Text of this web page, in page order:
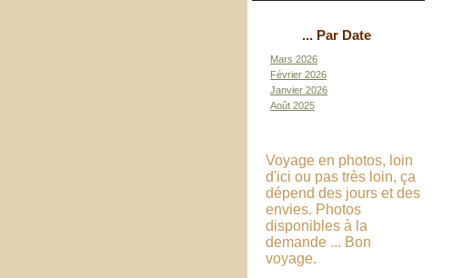
... Par Date
Mars 2026
Février 2026
Janvier 2026
Août 2025
Voyage en photos, loin
d'ici ou pas très loin, ça
dépend des jours et des
envies. Photos
disponibles à la
demande ... Bon
voyage.